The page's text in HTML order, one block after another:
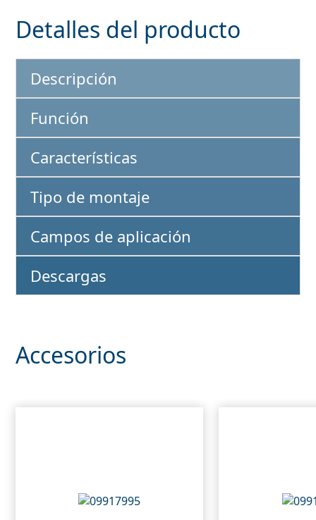
Detalles del producto
Descripción
Función
Características
Tipo de montaje
Campos de aplicación
Descargas
Accesorios